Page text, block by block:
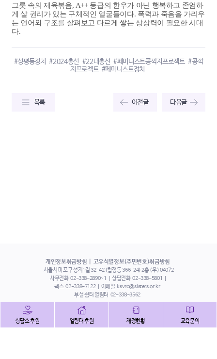
그릇 속의 제육볶음, A++ 등급의 한우가 아닌 행복하고 존엄하
게 살 권리가 있는 구체적인 얼굴들이다. 폭력과 죽음을 가리우
는 언어와 구조를 살펴보고 다르게 쌓는 상상력이 필요한 시대
다.
#성평등정치 #2024총선 #22대총선 #페미니스트콩깍지프로젝트 #콩깍
지프로젝트 #페미니스트정치
목록 이전글 다음글
개인정보취급방침 고유식별정보(주민번호)취급방침
서울시 마포구 성지1길 32-42 (합정동 366-24) 2층 (우) 04072
사무전화 02-338-2890~1 상담전화 02-338-5801
팩스 02-338-7122 이메일 ksvrc@sisters.or.kr
부설 쉼터 열림터 02-338-3562
상담소 후원 열림터 후원 재정현황 교육문의